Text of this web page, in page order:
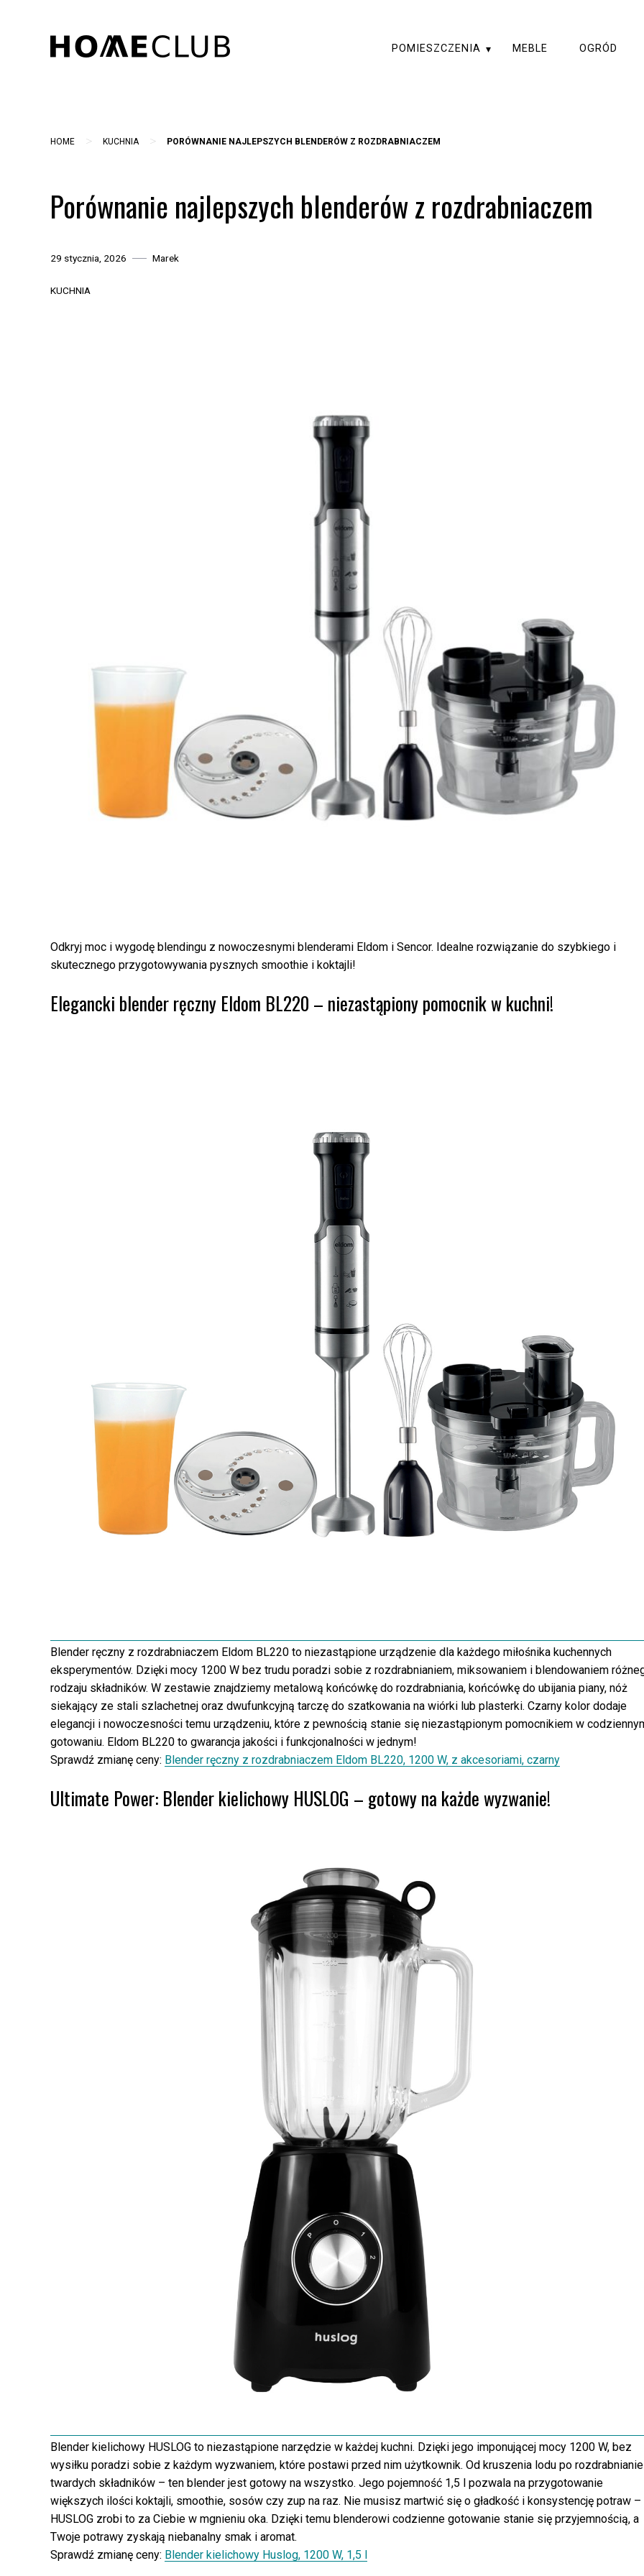
POMIESZCZENIA MEBLE OGRÓD
HOME > KUCHNIA > PORÓWNANIE NAJLEPSZYCH BLENDERÓW Z ROZDRABNIACZEM
Porównanie najlepszych blenderów z rozdrabniaczem
29 stycznia, 2026 Marek
KUCHNIA
Odkryj moc i wygodę blendingu z nowoczesnymi blenderami Eldom i Sencor. Idealne rozwiązanie do szybkiego i
skutecznego przygotowywania pysznych smoothie i koktajli!
Elegancki blender ręczny Eldom BL220 – niezastąpiony pomocnik w kuchni!
Blender ręczny z rozdrabniaczem Eldom BL220 to niezastąpione urządzenie dla każdego miłośnika kuchennych
eksperymentów. Dzięki mocy 1200 W bez trudu poradzi sobie z rozdrabnianiem, miksowaniem i blendowaniem
rodzaju składników. W zestawie znajdziemy metalową końcówkę do rozdrabniania, końcówkę do ubijania piany, nóż
siekający ze stali szlachetnej oraz dwufunkcyjną tarczę do szatkowania na wiórki lub plasterki. Czarny kolor dodaje
elegancji i nowoczesności temu urządzeniu, które z pewnością stanie się niezastąpionym pomocnikiem w
gotowaniu. Eldom BL220 to gwarancja jakości i funkcjonalności w jednym!
Sprawdź zmianę ceny: Blender ręczny z rozdrabniaczem Eldom BL220, 1200 W, z akcesoriami, czarny
Ultimate Power: Blender kielichowy HUSLOG – gotowy na każde wyzwanie!
Blender kielichowy HUSLOG to niezastąpione narzędzie w każdej kuchni. Dzięki jego imponującej mocy 1200 W, bez
wysiłku poradzi sobie z każdym wyzwaniem, które postawi przed nim użytkownik. Od kruszenia lodu po rozdrabnianie
twardych składników – ten blender jest gotowy na wszystko. Jego pojemność 1,5 l pozwala na przygotowanie
większych ilości koktajli, smoothie, sosów czy zup na raz. Nie musisz martwić się o gładkość i konsystencję potraw –
HUSLOG zrobi to za Ciebie w mgnieniu oka. Dzięki temu blenderowi codzienne gotowanie stanie się przyjemnością, a
Twoje potrawy zyskają niebanalny smak i aromat.
Sprawdź zmianę ceny: Blender kielichowy Huslog, 1200 W, 1,5 l